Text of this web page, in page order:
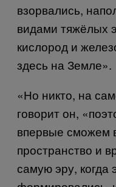
взорвались,
видами тяжёлых
кислород и
здесь на Земле».
«Но никто, на
говорит он,
впервые сможем
пространство и
самую эру, когда